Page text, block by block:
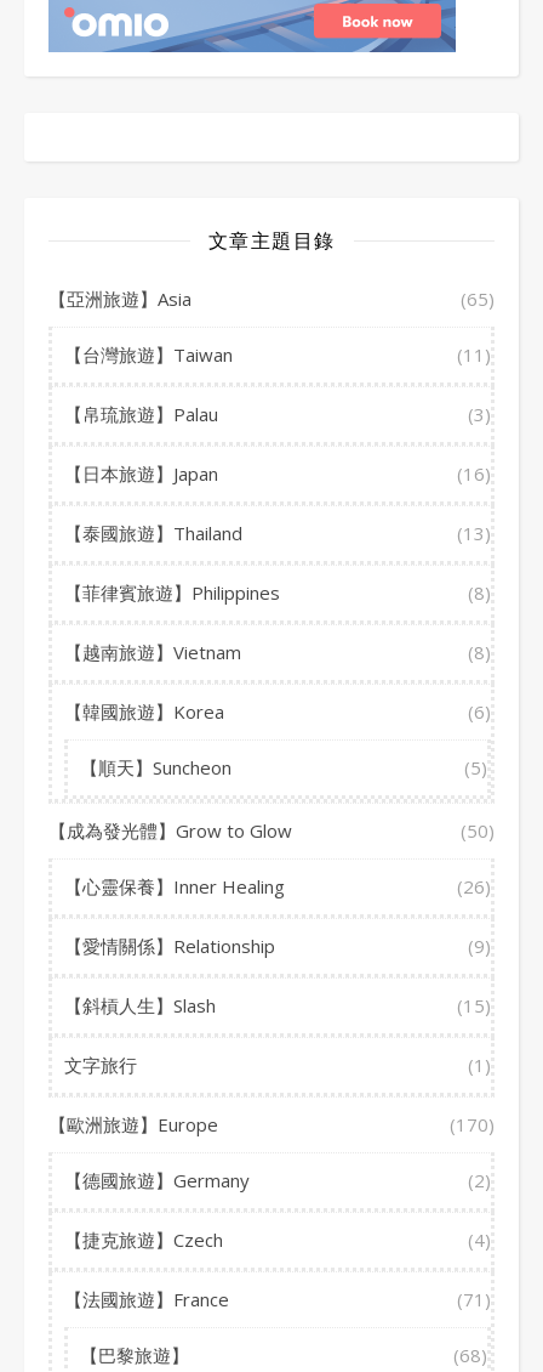
文章主題目錄
【亞洲旅遊】Asia (65)
【台灣旅遊】Taiwan (11)
【帛琉旅遊】Palau (3)
【日本旅遊】Japan (16)
【泰國旅遊】Thailand (13)
【菲律賓旅遊】Philippines (8)
【越南旅遊】Vietnam (8)
【韓國旅遊】Korea (6)
【順天】Suncheon (5)
【成為發光體】Grow to Glow (50)
【心靈保養】Inner Healing (26)
【愛情關係】Relationship (9)
【斜槓人生】Slash (15)
文字旅行 (1)
【歐洲旅遊】Europe (170)
【德國旅遊】Germany (2)
【捷克旅遊】Czech (4)
【法國旅遊】France (71)
【巴黎旅遊】 (68)